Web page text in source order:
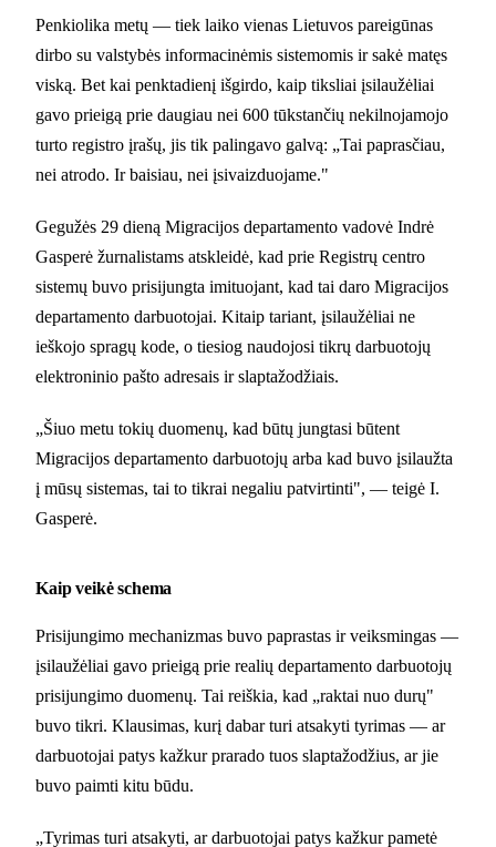
Penkiolika metų — tiek laiko vienas Lietuvos pareigūnas
dirbo su valstybės informacinėmis sistemomis ir sakė matęs
viską. Bet kai penktadienį išgirdo, kaip tiksliai įsilaužėliai
gavo prieigą prie daugiau nei 600 tūkstančių nekilnojamojo
turto registro įrašų, jis tik palingavo galvą: „Tai paprasčiau,
nei atrodo. Ir baisiau, nei įsivaizduojame."
Gegužės 29 dieną Migracijos departamento vadovė Indrė
Gasperė žurnalistams atskleidė, kad prie Registrų centro
sistemų buvo prisijungta imituojant, kad tai daro Migracijos
departamento darbuotojai. Kitaip tariant, įsilaužėliai ne
ieškojo spragų kode, o tiesiog naudojosi tikrų darbuotojų
elektroninio pašto adresais ir slaptažodžiais.
„Šiuo metu tokių duomenų, kad būtų jungtasi būtent
Migracijos departamento darbuotojų arba kad buvo įsilaužta
į mūsų sistemas, tai to tikrai negaliu patvirtinti", — teigė I.
Gasperė.
Kaip veikė schema
Prisijungimo mechanizmas buvo paprastas ir veiksmingas —
įsilaužėliai gavo prieigą prie realių departamento darbuotojų
prisijungimo duomenų. Tai reiškia, kad „raktai nuo durų"
buvo tikri. Klausimas, kurį dabar turi atsakyti tyrimas — ar
darbuotojai patys kažkur prarado tuos slaptažodžius, ar jie
buvo paimti kitu būdu.
„Tyrimas turi atsakyti, ar darbuotojai patys kažkur pametė